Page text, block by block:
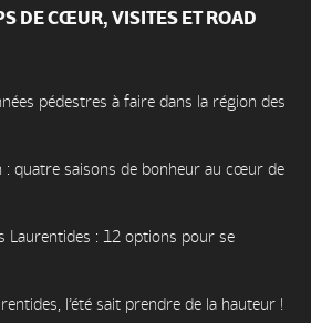
DE CŒUR, VISITES ET ROAD
pédestres à faire dans la région des
: quatre saisons de bonheur au cœur de
Laurentides : 12 options pour se
l’été sait prendre de la hauteur !